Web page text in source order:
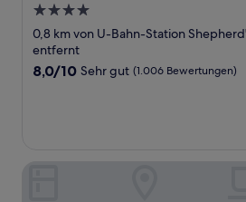
4.0-
Sterne-
Unterkunft
0,8 km von U-Bahn-Station
entfernt
8.0
Bewertungen)
8,0/10 Sehr gut (1.006 Bewertungen)